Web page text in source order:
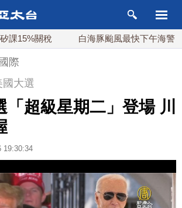
關稅 白海豚颱風最快下午海警！父親
國際
國大選
「超級星期二」登場 川
19:30:34